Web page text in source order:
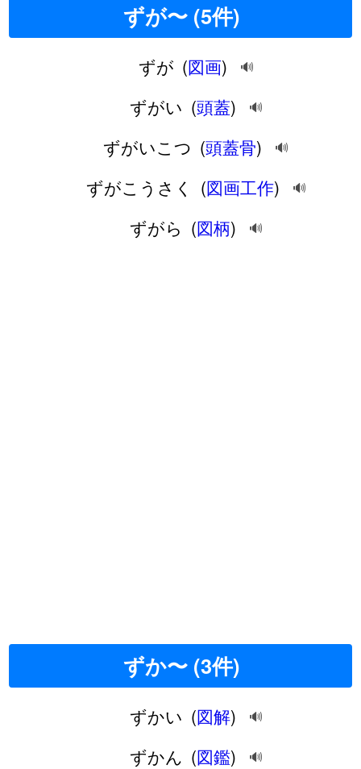
ずが〜 (5件)
ずが (図画) 🔊
ずがい (頭蓋) 🔊
ずがいこつ (頭蓋骨) 🔊
ずがこうさく (図画工作) 🔊
ずがら (図柄) 🔊
ずか〜 (3件)
ずかい (図解) 🔊
ずかん (図鑑) 🔊